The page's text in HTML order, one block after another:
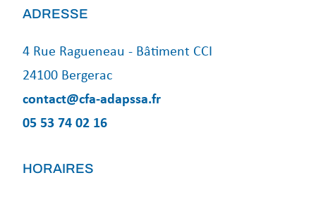
ADRESSE
4 Rue Ragueneau - Bâtiment CCI
24100 Bergerac
contact@cfa-adapssa.fr
05 53 74 02 16
HORAIRES